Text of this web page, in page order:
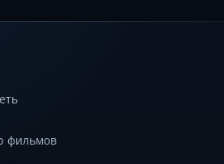
фильмов